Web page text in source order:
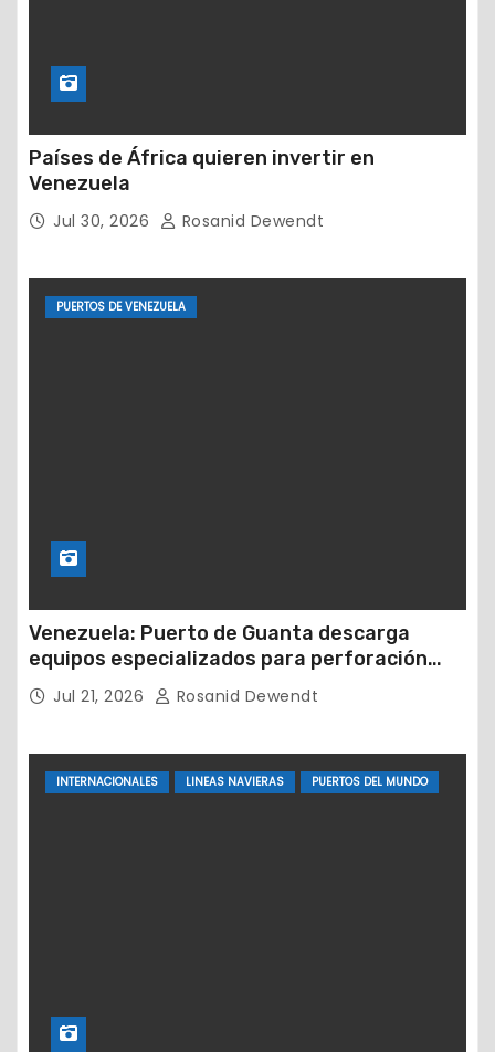
Países de África quieren invertir en
Venezuela
Jul 30, 2026 Rosanid Dewendt
PUERTOS DE VENEZUELA
Venezuela: Puerto de Guanta descarga
equipos especializados para perforación
petrolera
Jul 21, 2026 Rosanid Dewendt
INTERNACIONALES LINEAS NAVIERAS PUERTOS DEL MUNDO